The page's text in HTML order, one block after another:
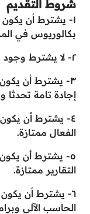
شروط التقديم
١- يشترط أن
بكالوريوس في
٢- لا يشترط وجود خبرة سابقة في مجال العمل.
٣- يشترط أن يكون
إجادة تامة تحدثا
٤- يشترط أن يكون
الفعال ممتازة.
٥- يشترط أن
التقارير ممتازة.
٦- يشترط أن
الحاسب الآلي